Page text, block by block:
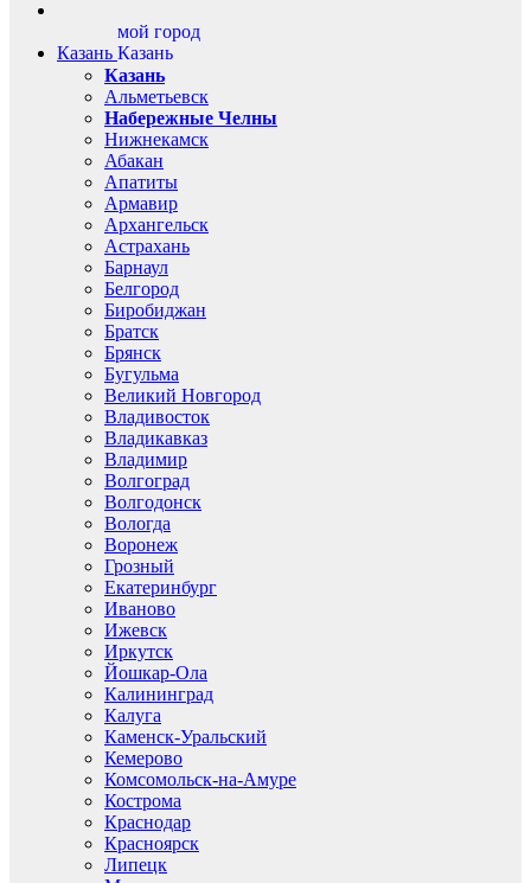
Казань
мой город
Казань
Казань
Альметьевск
Набережные Челны
Нижнекамск
Абакан
Апатиты
Армавир
Архангельск
Астрахань
Барнаул
Белгород
Биробиджан
Братск
Брянск
Бугульма
Великий Новгород
Владивосток
Владикавказ
Владимир
Волгоград
Волгодонск
Вологда
Воронеж
Грозный
Екатеринбург
Иваново
Ижевск
Иркутск
Йошкар-Ола
Калининград
Калуга
Каменск-Уральский
Кемерово
Комсомольск-на-Амуре
Кострома
Краснодар
Красноярск
Липецк